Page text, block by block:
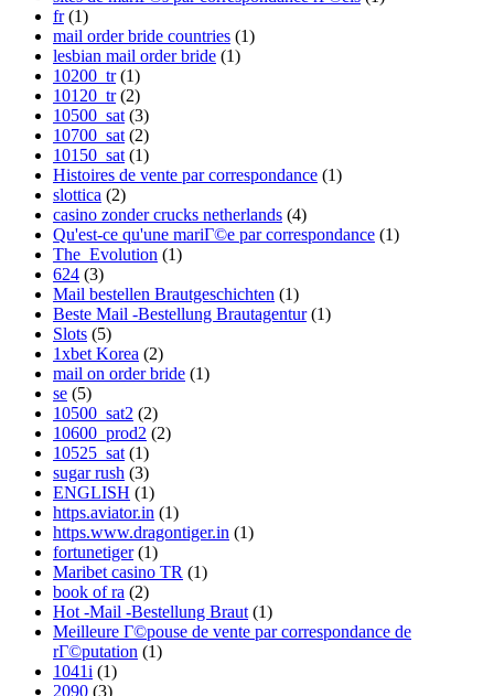
fr(1)
mail order bride countries (1)
lesbian mail order bride (1)
10200_tr(1)
10120_tr(2)
10500_sat (3)
10700_sat (2)
10150_sat (1)
Histoires de vente par correspondance (1)
slottica (2)
casino zonder crucks netherlands (4)
Qu'est-ce qu'une mariГ©e par correspondance (1)
The_Evolution (1)
624 (3)
Mail bestellen Brautgeschichten (1)
Beste Mail -Bestellung Brautagentur(1)
Slots (5)
1xbet Korea (2)
mail on order bride (1)
se (5)
10500_sat2 (2)
10600_prod2 (2)
10525_sat (1)
sugar rush (3)
ENGLISH (1)
https.aviator.in (1)
https.www.dragontiger.in (1)
fortunetiger(1)
Maribet casino TR (1)
book of ra (2)
Hot -Mail -Bestellung Braut (1)
Meilleure Г©pouse de vente par correspondance de
rГ©putation (1)
1041i (1)
2090 (3)